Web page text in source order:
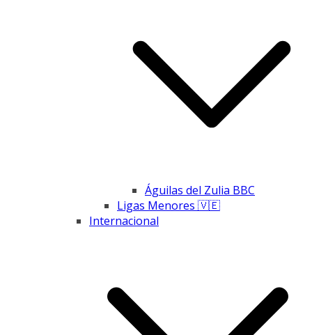
Águilas del Zulia BBC
Ligas Menores 🇻🇪
Internacional